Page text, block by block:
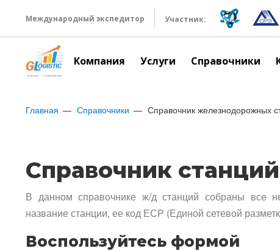
Международный экспедитор Участник:
Компания Услуги Справочники
Главная Справочники Справочник железнодорожных
Справочник
В данном справочнике ж/д станций собраны все
название станции, ее код ЕСР (Единой сетевой
Воспользуйтесь формой